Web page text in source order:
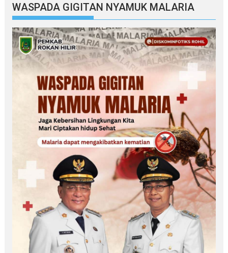
WASPADA GIGITAN NYAMUK MALARIA